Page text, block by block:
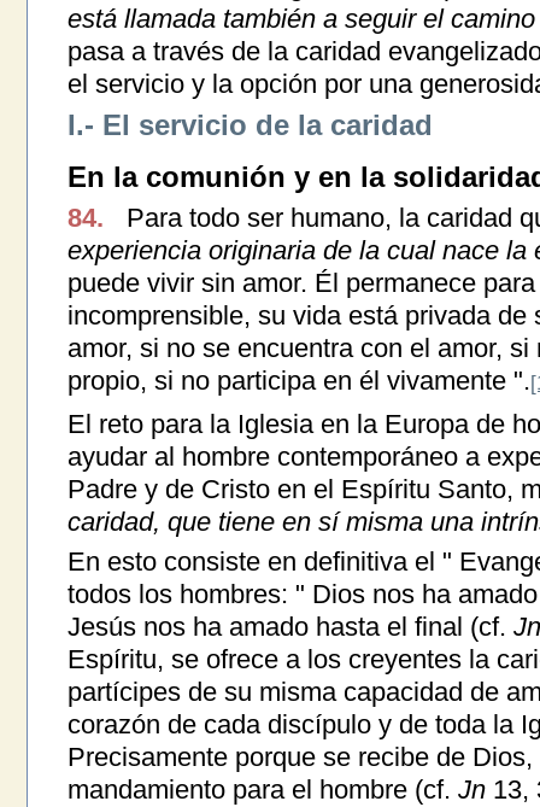
está llamada también a seguir el
pasa a través de la caridad
el servicio y la opción por una
I.- El servicio de la caridad
En la comunión y en la
84.
Para todo ser humano, la caridad
experiencia originaria de la cual nace la
puede vivir sin amor. Él permanece
incomprensible, su vida está privada de
amor, si no se encuentra con el amor,
propio, si no participa en él vivamente ".
El reto para la Iglesia en la Europa de
ayudar al hombre contemporáneo a
Padre y de Cristo en el Espíritu Santo,
caridad, que tiene en sí misma una
En esto consiste en definitiva el "
todos los hombres: " Dios nos ha
Jesús nos ha amado hasta el final (cf. Jn
Espíritu, se ofrece a los creyentes la
partícipes de su misma capacidad de
corazón de cada discípulo y de toda la
Precisamente porque se recibe de
mandamiento para el hombre (cf. Jn13,